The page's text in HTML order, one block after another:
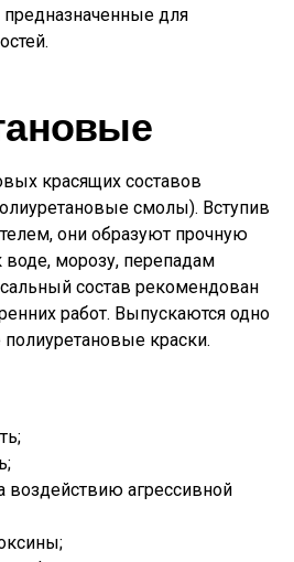
для
красящих составов
смолы). Вступив
они образуют прочную
воде, морозу, перепадам
состав рекомендован
работ. Выпускаются одно
краски.
воздействию агрессивной